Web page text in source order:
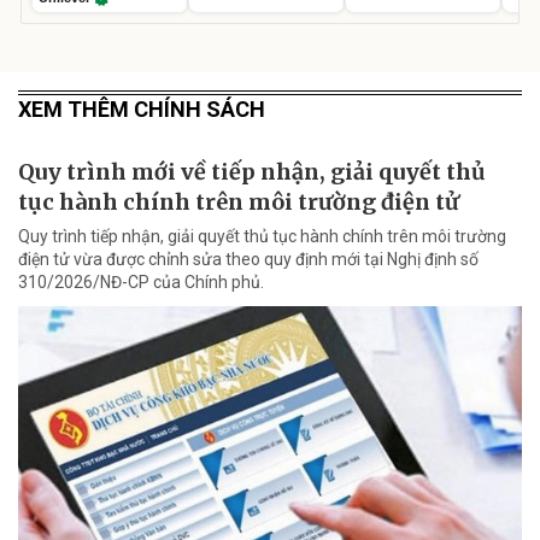
XEM THÊM CHÍNH SÁCH
Quy trình mới về tiếp nhận, giải quyết thủ
tục hành chính trên môi trường điện tử
Quy trình tiếp nhận, giải quyết thủ tục hành chính trên môi trường
điện tử vừa được chỉnh sửa theo quy định mới tại Nghị định số
310/2026/NĐ-CP của Chính phủ.